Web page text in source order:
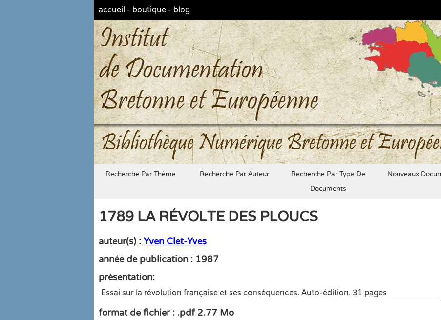
accueil - boutique - blog
Bibliothèque Numérique Bretonne et
Recherche Par Thème Recherche Par Auteur
Recherche Par Type De
Documents
Nouveaux
1789 LA RÉVOLTE DES PLOUCS
auteur(s) : Yven Clet-Yves
année de publication : 1987
présentation:
Essai sur la révolution française et ses conséquences. Auto-édition, 31 pages
format de fichier : .pdf 2.77 Mo